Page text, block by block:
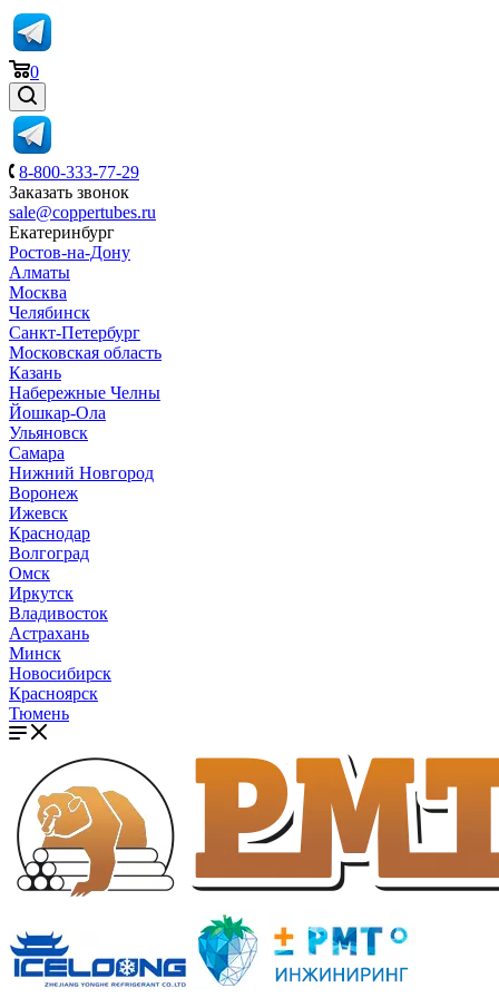
0
8-800-333-77-29
Заказать звонок
sale@coppertubes.ru
Екатеринбург
Ростов-на-Дону
Алматы
Москва
Челябинск
Санкт-Петербург
Московская область
Казань
Набережные Челны
Йошкар-Ола
Ульяновск
Самара
Нижний Новгород
Воронеж
Ижевск
Краснодар
Волгоград
Омск
Иркутск
Владивосток
Астрахань
Минск
Новосибирск
Красноярск
Тюмень